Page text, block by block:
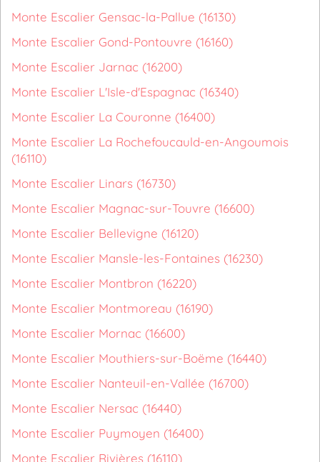
Monte Escalier Gensac-la-Pallue (16130)
Monte Escalier Gond-Pontouvre (16160)
Monte Escalier Jarnac (16200)
Monte Escalier L'Isle-d'Espagnac (16340)
Monte Escalier La Couronne (16400)
Monte Escalier La Rochefoucauld-en-Angoumois
(16110)
Monte Escalier Linars (16730)
Monte Escalier Magnac-sur-Touvre (16600)
Monte Escalier Bellevigne (16120)
Monte Escalier Mansle-les-Fontaines (16230)
Monte Escalier Montbron (16220)
Monte Escalier Montmoreau (16190)
Monte Escalier Mornac (16600)
Monte Escalier Mouthiers-sur-Boëme (16440)
Monte Escalier Nanteuil-en-Vallée (16700)
Monte Escalier Nersac (16440)
Monte Escalier Puymoyen (16400)
Monte Escalier Rivières (16110)